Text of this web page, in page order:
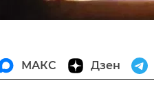
МАКС Дзен